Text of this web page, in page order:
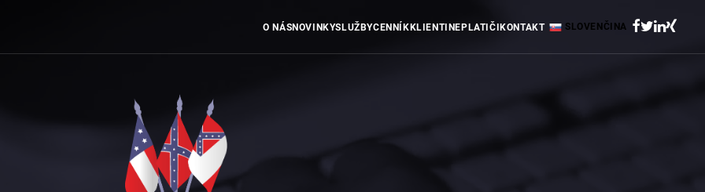
O NÁSNOVINKYSLUŽBYCENNÍK KLIENTI NEPLATIČI KONTAKT SLOVENČINA